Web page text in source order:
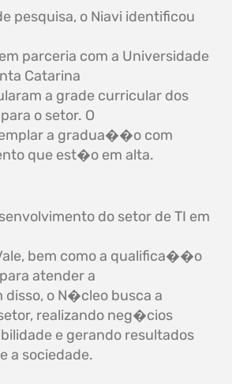
pesquisa, o Niavi identificou
parceria com a Universidade
Catarina
a grade curricular dos
o setor. O
a gradua��o com
que est�o em alta.
do setor de TI em
bem como a qualifica��o
atender a
o N�cleo busca a
realizando neg�cios
e gerando resultados
a sociedade.